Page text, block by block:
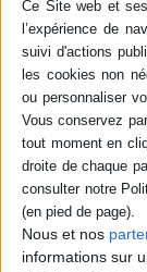
Nous et nos
informations sur